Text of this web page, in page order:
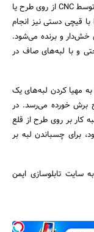
مرحله دوم: در این مرحله برش طرح حروف برجسته توسط CNC از روی طرح یا
قیچی دستی نیز انجام
خش‌دار و برنده می‌شود.
و با لبه‌های صاف در
مهیا کردن لبه‌های یک
برش خورده می‌رسد. در
کار بر روی طرح از قلع
برای چسباندن لبه بر
سایت تابلوسازی ایمن